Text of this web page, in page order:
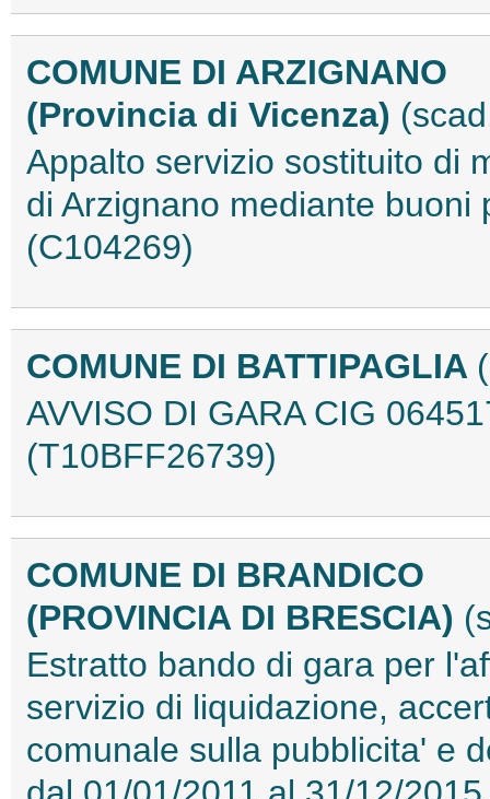
COMUNE DI ARZIGNANO
(Provincia di Vicenza)
Appalto servizio sostituito di
di Arzignano mediante
(C104269)
COMUNE DI BATTIPAGLIA
AVVISO DI GARA CIG
(T10BFF26739)
COMUNE DI BRANDICO
(PROVINCIA DI BRESCIA)
Estratto bando di gara per
servizio di liquidazione,
comunale sulla pubblicita' e